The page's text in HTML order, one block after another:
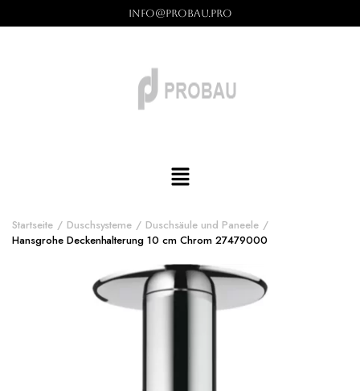
info@probau.pro
Startseite Duschsysteme
Duschsäule und Paneele
Hansgrohe Deckenhalterung 10 cm Chrom 27479000